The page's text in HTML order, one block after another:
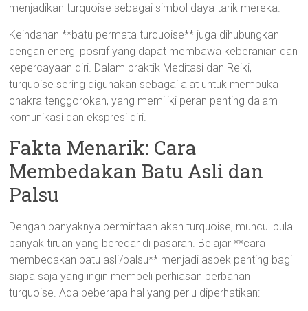
menjadikan turquoise sebagai simbol daya tarik mereka.
Keindahan **batu permata turquoise** juga dihubungkan
dengan energi positif yang dapat membawa keberanian dan
kepercayaan diri. Dalam praktik Meditasi dan Reiki,
turquoise sering digunakan sebagai alat untuk membuka
chakra tenggorokan, yang memiliki peran penting dalam
komunikasi dan ekspresi diri.
Fakta Menarik: Cara
Membedakan Batu Asli dan
Palsu
Dengan banyaknya permintaan akan turquoise, muncul pula
banyak tiruan yang beredar di pasaran. Belajar **cara
membedakan batu asli/palsu** menjadi aspek penting bagi
siapa saja yang ingin membeli perhiasan berbahan
turquoise. Ada beberapa hal yang perlu diperhatikan: